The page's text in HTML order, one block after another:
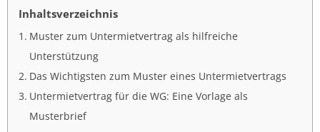
Inhaltsverzeichnis
Muster zum Untermietvertrag als hilfreiche
Unterstützung
Das Wichtigsten zum Muster eines Untermietvertrags
Untermietvertrag für die WG: Eine Vorlage als
Musterbrief